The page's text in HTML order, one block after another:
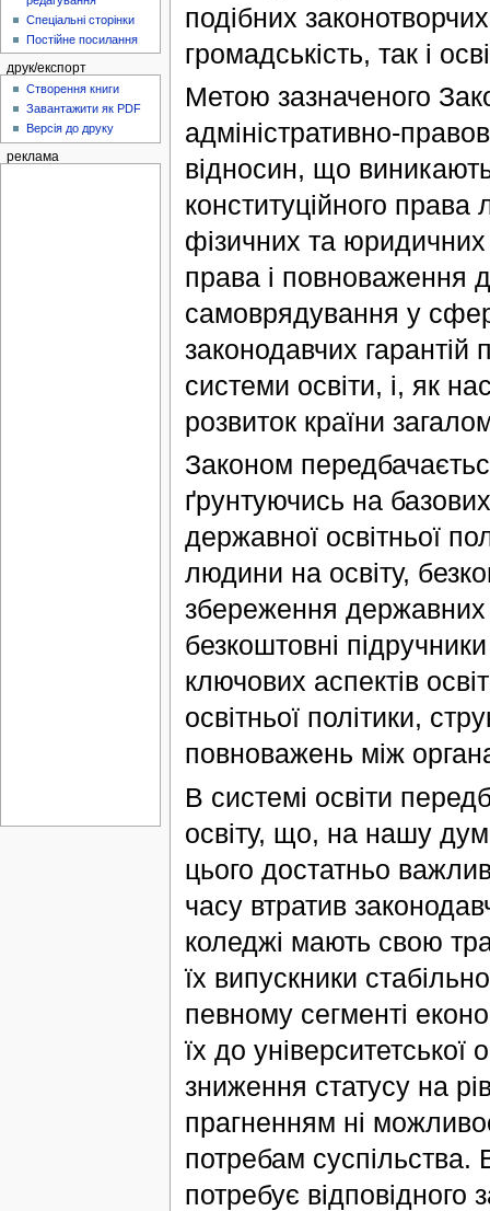
подібних
громадськість, так і
Метою зазначеного
адміністративно-
відносин, що
конституційного права
фізичних та юридичних
права і повноваження
самоврядування у
законодавчих гарантій
системи освіти, і, як
розвиток країни
Законом
ґрунтуючись на
державної освітньої
людини на освіту,
збереження державних
безкоштовні
ключових аспектів
освітньої політики,
повноважень між
В системі освіти
освіту, що, на нашу
цього достатньо
часу втратив
коледжі мають свою
їх випускники
певному сегменті
їх до
зниження статусу на
прагненням ні
потребам суспільства.
потребує відповідного
Спеціальні сторінки
Постійне посилання
друк/експорт
Створення книги
Завантажити як PDF
Версія до друку
реклама